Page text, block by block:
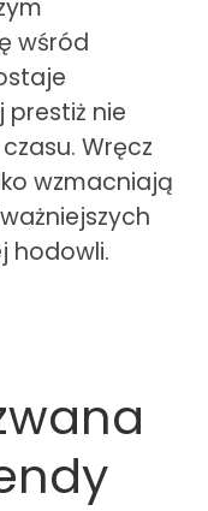
wśród
prestiż nie
Wręcz
wzmacniają
hodowli.